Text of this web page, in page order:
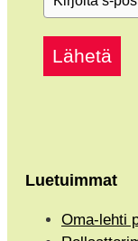
Lähetä
Luetuimmat
Oma-lehti